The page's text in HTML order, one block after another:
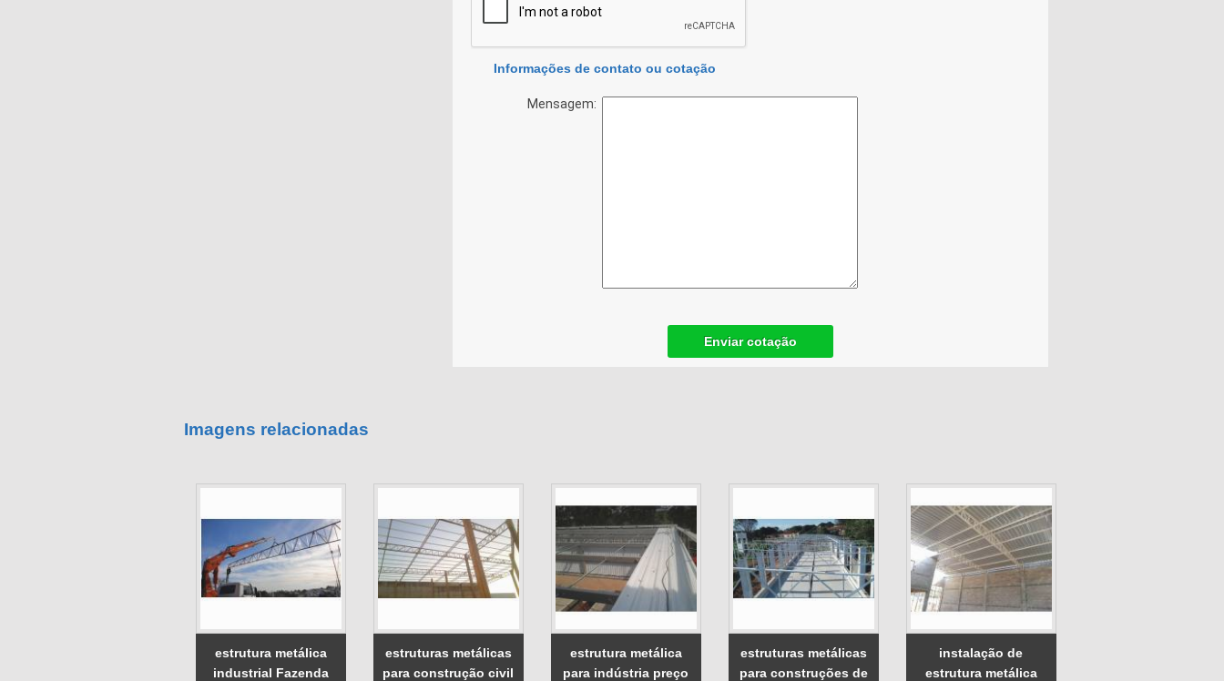
Informações de contato ou cotação
Mensagem:
Enviar cotação
Imagens relacionadas
estrutura metálica
industrial Fazenda
estruturas metálicas
para construção civil
estrutura metálica
para indústria preço
estruturas metálicas
para construções de
instalação de
estrutura metálica